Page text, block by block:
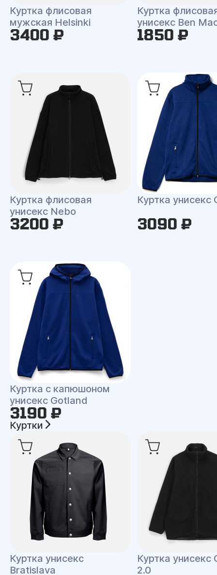
Куртка флисовая
мужская Helsinki
3400 ₽
Куртка
унисекс Ben
1850 ₽
Куртка флисовая
унисекс Nebo
3200 ₽
Куртка унисекс
3090 ₽
Куртка с капюшоном
унисекс Gotland
3190 ₽
Куртки
Куртка унисекс
Bratislava
Куртка унисекс
2.0